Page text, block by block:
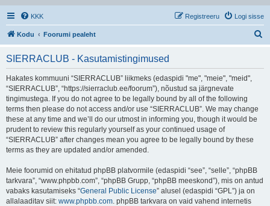
KKK Logi sisse
Registreeru
Kodu Foorumi pealeht
SIERRACLUB - Kasutamistingimused
Hakates kommuuni “SIERRACLUB” liikmeks (edaspidi "me", "meie", "meid",
“SIERRACLUB”, “https://sierraclub.ee/foorum”), nõustud sa järgnevate
tingimustega. If you do not agree to be legally bound by all of the following
terms then please do not access and/or use “SIERRACLUB”. We may change
these at any time and we’ll do our utmost in informing you, though it would be
prudent to review this regularly yourself as your continued usage of
“SIERRACLUB” after changes mean you agree to be legally bound by these
terms as they are updated and/or amended.
Meie foorumid on ehitatud phpBB platvormile (edaspidi “see”, “selle”, “phpBB
tarkvara”, “www.phpbb.com”, “phpBB Grupp, “phpBB meeskond”), mis on antud
vabaks kasutamiseks “General Public License” alusel (edaspidi “GPL”) ja on
allalaaditav siit: www.phpbb.com. phpBB tarkvara on vaid vahend internetis